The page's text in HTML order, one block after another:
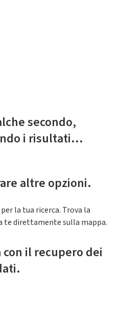
secondo,
i risultati...
altre opzioni.
la tua ricerca. Trova la
te direttamente sulla mappa.
il recupero dei